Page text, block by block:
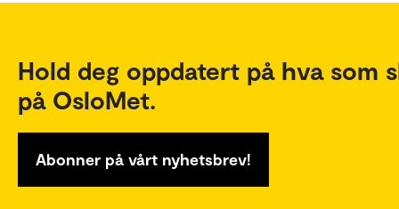
Hold deg oppdatert på hva som
på OsloMet.
Abonner på vårt nyhetsbrev!